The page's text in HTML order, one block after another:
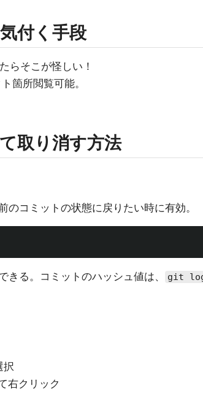
付く手段
らそこが怪しい！
箇所閲覧可能。
取り消す方法
コミットの状態に戻りたい時に有効。
る。コミットのハッシュ値は、 git
択
右クリック